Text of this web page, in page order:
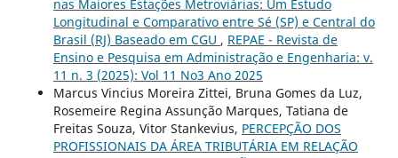
nas Maiores Estações Metroviárias: Um Estudo
Longitudinal e Comparativo entre Sé (SP) e Central do
Brasil (RJ) Baseado em CGU , REPAE - Revista de
Ensino e Pesquisa em Administração e Engenharia: v.
11 n. 3 (2025): Vol 11 No3 Ano 2025
Marcus Vincius Moreira Zittei, Bruna Gomes da Luz,
Rosemeire Regina Assunção Marques, Tatiana de
Freitas Souza, Vitor Stankevius, PERCEPÇÃO DOS
PROFISSIONAIS DA ÁREA TRIBUTÁRIA EM RELAÇÃO